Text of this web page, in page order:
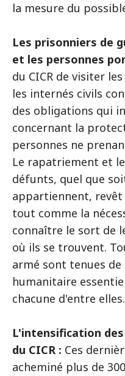
la mesure du
Les prisonniers de
et les personnes
du CICR de visiter
les internés civils
des obligations qui
concernant la
personnes ne
Le rapatriement et
défunts, quel que
appartiennent,
tout comme la
connaître le sort de
où ils se trouvent.
armé sont tenues
humanitaire
chacune d'entre elles.
L'intensification
du CICR : Ces
acheminé plus de